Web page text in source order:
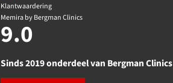
Klantwaardering
Memira by Bergman Clinics
9.0
Sinds 2019 onderdeel van Bergman Clinics